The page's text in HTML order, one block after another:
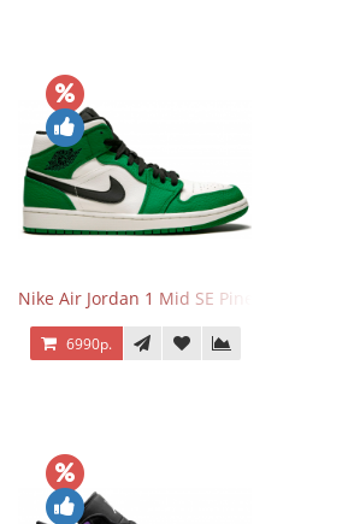
Nike Air Jordan 1 Mid SE Pine Green
6990р.